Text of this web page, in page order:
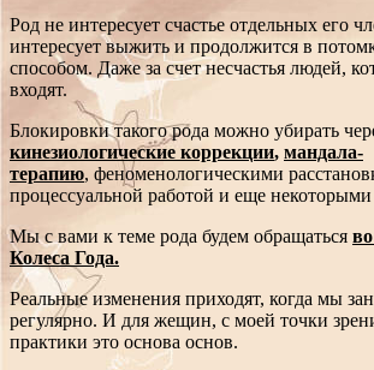
Род не интересует счастье отдельных его
интересует выжить и продолжится в
способом. Даже за счет несчастья людей,
входят.
Блокировки такого рода можно убирать
кинезиологические коррекции, мандала-
терапию, феноменологическими
процессуальной работой и еще
Мы с вами к теме рода будем обращаться
Колеса Года.
Реальные изменения приходят, когда мы
регулярно. И для жещин, с моей точки
практики это основа основ.